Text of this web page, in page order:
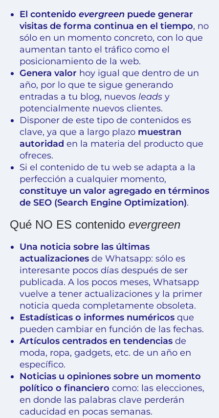
El contenido evergreen puede generar
visitas de forma continua en el tiempo, no
sólo en un momento concreto, con lo que
aumentan tanto el tráfico como el
posicionamiento de la web.
Genera valor hoy igual que dentro de un
año, por lo que te sigue generando
entradas a tu blog, nuevos leads y
potencialmente nuevos clientes.
Disponer de este tipo de contenidos es
clave, ya que a largo plazo muestran
autoridad en la materia del producto que
ofreces.
Si el contenido de tu web se adapta a la
perfección a cualquier momento,
constituye un valor agregado en términos
de SEO (Search Engine Optimization).
Qué NO ES contenido evergreen
Una noticia sobre las últimas
actualizaciones de Whatsapp: sólo es
interesante pocos días después de ser
publicada. A los pocos meses, Whatsapp
vuelve a tener actualizaciones y la primer
noticia queda completamente obsoleta.
Estadísticas o informes numéricos que
pueden cambiar en función de las fechas.
Artículos centrados en tendencias de
moda, ropa, gadgets, etc. de un año en
específico.
Noticias u opiniones sobre un momento
político o financiero como: las elecciones,
en donde las palabras clave perderán
caducidad en pocas semanas.